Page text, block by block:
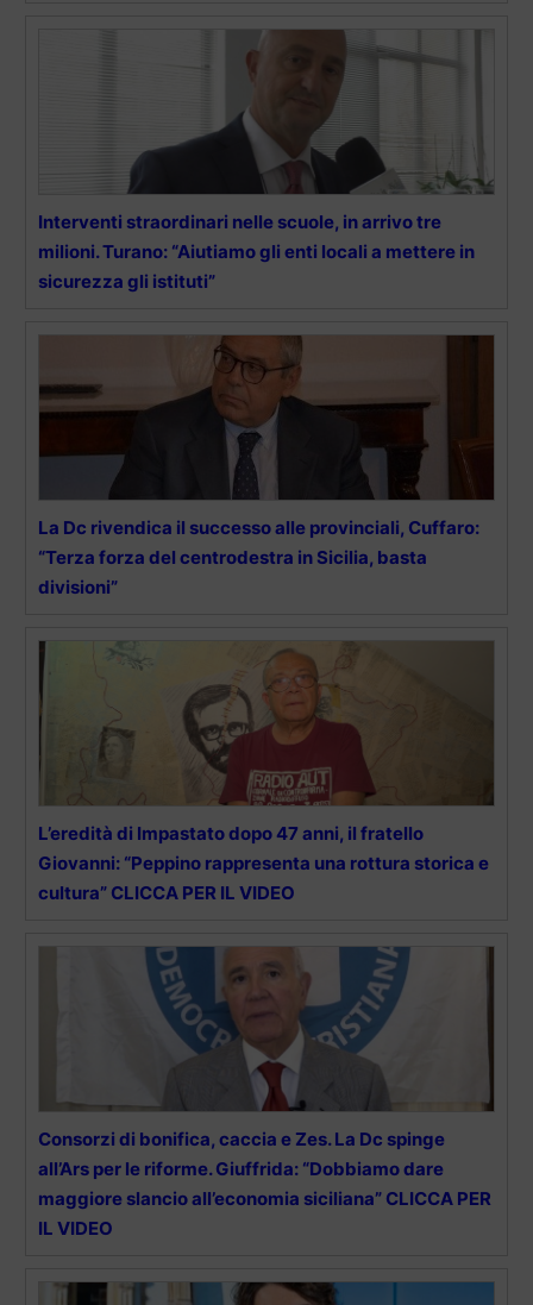
Interventi straordinari nelle scuole, in arrivo tre
milioni. Turano: “Aiutiamo gli enti locali a mettere in
sicurezza gli istituti”
La Dc rivendica il successo alle provinciali, Cuffaro:
“Terza forza del centrodestra in Sicilia, basta
divisioni”
L’eredità di Impastato dopo 47 anni, il fratello
Giovanni: “Peppino rappresenta una rottura storica e
cultura” CLICCA PER IL VIDEO
Consorzi di bonifica, caccia e Zes. La Dc spinge
all’Ars per le riforme. Giuffrida: “Dobbiamo dare
maggiore slancio all’economia siciliana” CLICCA PER
IL VIDEO